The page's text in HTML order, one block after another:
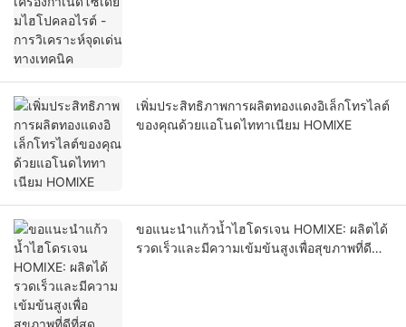
เพิ่มประสิทธิภาพการผลิตทองแดงอิเล็กโทรไลต์
ของคุณด้วยแอโนดไททาเนียม HOMlXE
ขอแนะนำแก้วน้ำไฮโดรเจน HOMIXE: ผลิตได้
รวดเร็วและมีความเข้มข้นสูงเพื่อสุขภาพที่ดี